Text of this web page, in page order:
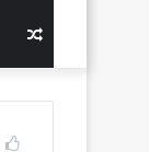
Случайная
статья